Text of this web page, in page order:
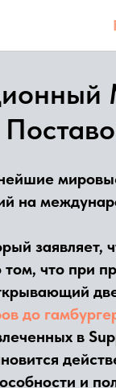
на
заявляет,
что при
до
в
и